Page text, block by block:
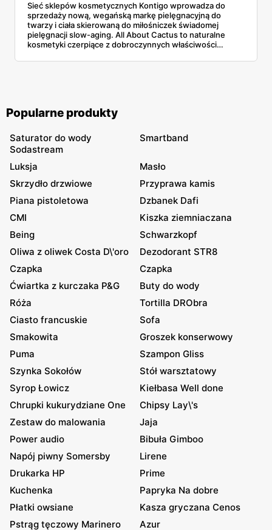
Sieć sklepów kosmetycznych Kontigo wprowadza do
sprzedaży nową, wegańską markę pielęgnacyjną do
twarzy i ciała skierowaną do miłośniczek świadomej
pielęgnacji slow-aging. All About Cactus to naturalne
kosmetyki czerpiące z dobroczynnych właściwości
sprzedaży online oraz w sklepach stacjonarnych sieci
Popularne produkty
Saturator do wody
Sodastream
Smartband
Luksja
Masło
Skrzydło drzwiowe
Przyprawa kamis
Piana pistoletowa
Dzbanek Dafi
CMI
Kiszka ziemniaczana
Being
Schwarzkopf
Oliwa z oliwek Costa D\'oro
Dezodorant STR8
Czapka
Czapka
Ćwiartka z kurczaka P&G
Buty do wody
Róża
Tortilla DRObra
Ciasto francuskie
Sofa
Smakowita
Groszek konserwowy
Puma
Szampon Gliss
Szynka Sokołów
Stół warsztatowy
Syrop Łowicz
Kiełbasa Well done
Chrupki kukurydziane One
Chipsy Lay\'s
Zestaw do malowania
Jaja
Power audio
Bibuła Gimboo
Napój piwny Somersby
Lirene
Drukarka HP
Prime
Kuchenka
Papryka Na dobre
Płatki owsiane
Kasza gryczana Cenos
Pstrąg tęczowy Marinero
Azur